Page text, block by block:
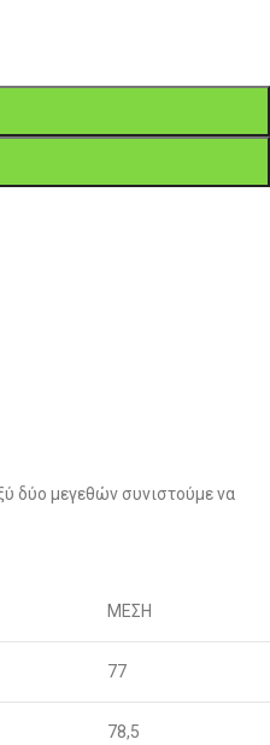
δύο μεγεθών συνιστούμε να
ΜΕΣΗ
77
78,5